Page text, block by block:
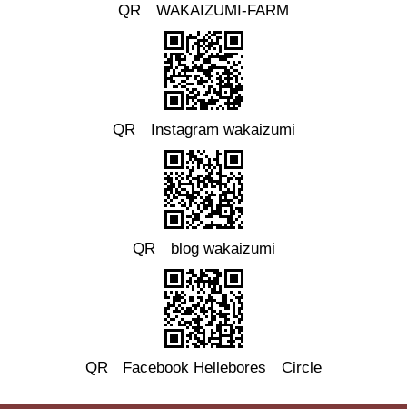
QR WAKAIZUMI-FARM
QR Instagram wakaizumi
QR blog wakaizumi
QR Facebook Hellebores Circle